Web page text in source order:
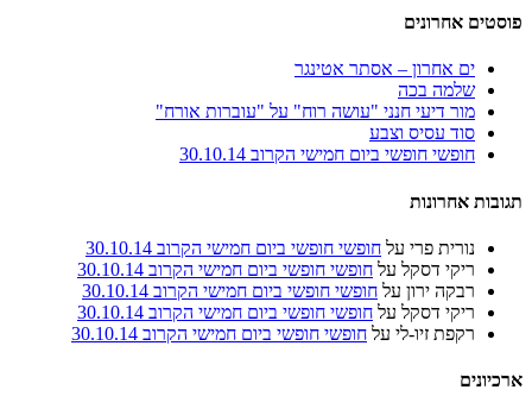
פוסטים אחרונים
ים אחרון – אסתר אטינגר
שלמה בכה
מור דיעי חנני "עושה רוח" על "עוברות אורח"
סוד עסיס וצבע
חופשי חופשי ביום חמישי הקרוב 30.10.14
תגובות אחרונות
נורית פרי על חופשי חופשי ביום חמישי הקרוב 30.10.14
ריקי דסקל על חופשי חופשי ביום חמישי הקרוב 30.10.14
רבקה ירון על חופשי חופשי ביום חמישי הקרוב 30.10.14
ריקי דסקל על חופשי חופשי ביום חמישי הקרוב 30.10.14
רקפת זיו-לי על חופשי חופשי ביום חמישי הקרוב 30.10.14
ארכיונים